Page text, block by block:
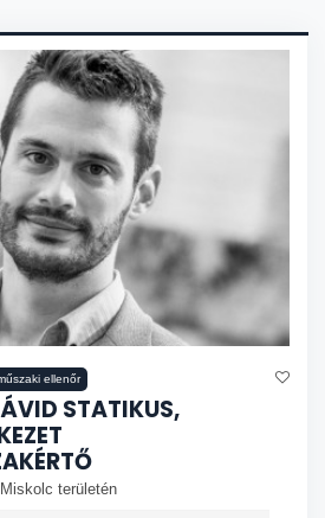
ellenőr
STATIKUS,
területén